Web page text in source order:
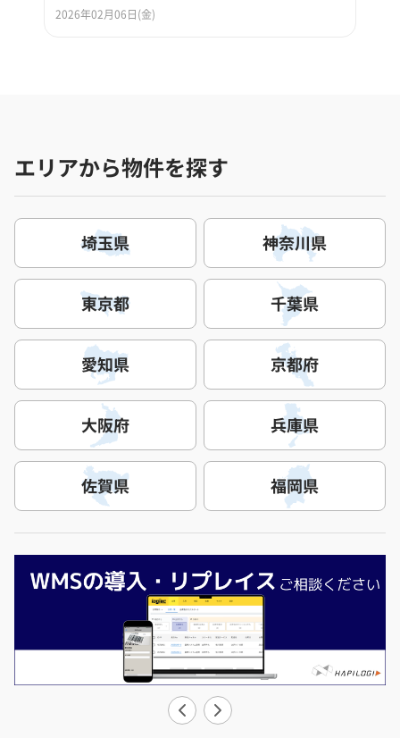
2026年02月06日(金)
エリアから物件を探す
埼玉県 神奈川県
東京都 千葉県
愛知県 京都府
大阪府 兵庫県
佐賀県 福岡県